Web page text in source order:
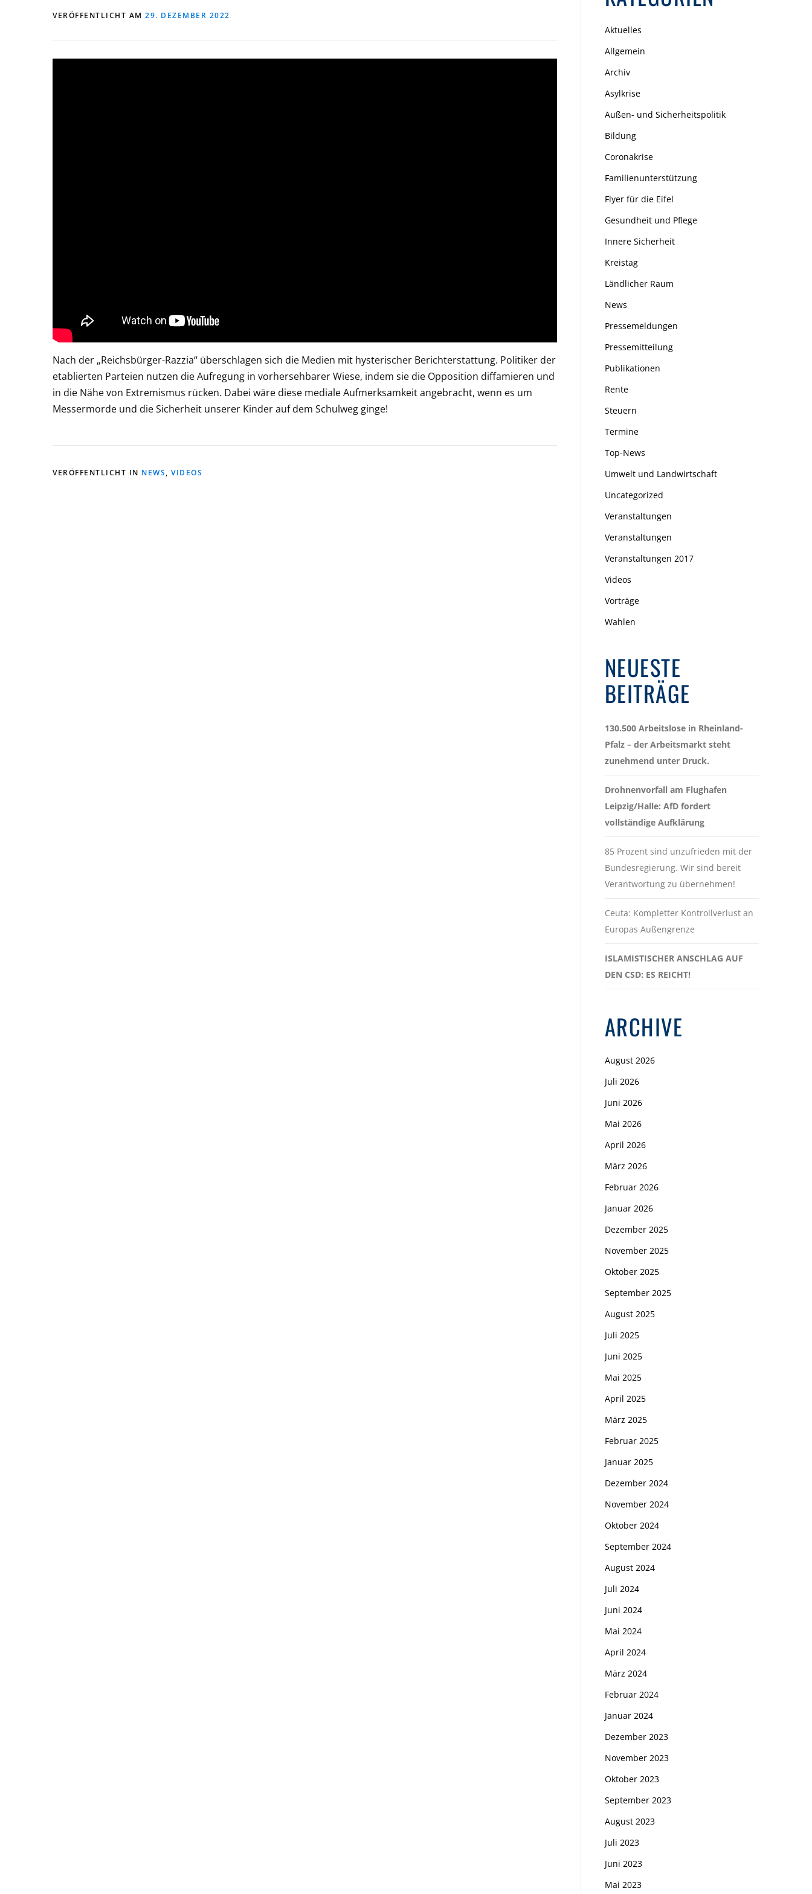
VERÖFFENTLICHT AM 29. DEZEMBER 2022
Nach der „Reichsbürger-Razzia“ überschlagen sich die Medien mit hysterischer Berichterstattung. Politiker der
etablierten Parteien nutzen die Aufregung in vorhersehbarer Wiese, indem sie die Opposition diffamieren und
in die Nähe von Extremismus rücken. Dabei wäre diese mediale Aufmerksamkeit angebracht, wenn es um
Messermorde und die Sicherheit unserer Kinder auf dem Schulweg ginge!
VERÖFFENTLICHT IN NEWS, VIDEOS
Aktuelles
Allgemein
Archiv
Asylkrise
Außen- und Sicherheitspolitik
Bildung
Coronakrise
Familienunterstützung
Flyer für die Eifel
Gesundheit und Pflege
Innere Sicherheit
Kreistag
Ländlicher Raum
News
Pressemeldungen
Pressemitteilung
Publikationen
Rente
Steuern
Termine
Top-News
Umwelt und Landwirtschaft
Uncategorized
Veranstaltungen
Veranstaltungen
Veranstaltungen 2017
Videos
Vorträge
Wahlen
NEUESTE
BEITRÄGE
130.500 Arbeitslose in Rheinland-
Pfalz – der Arbeitsmarkt steht
zunehmend unter Druck.
Drohnenvorfall am Flughafen
Leipzig/Halle: AfD fordert
vollständige Aufklärung
85 Prozent sind unzufrieden mit der
Bundesregierung. Wir sind bereit
Verantwortung zu übernehmen!
Ceuta: Kompletter Kontrollverlust an
Europas Außengrenze
ISLAMISTISCHER ANSCHLAG AUF
DEN CSD: ES REICHT!
ARCHIVE
August 2026
Juli 2026
Juni 2026
Mai 2026
April 2026
März 2026
Februar 2026
Januar 2026
Dezember 2025
November 2025
Oktober 2025
September 2025
August 2025
Juli 2025
Juni 2025
Mai 2025
April 2025
März 2025
Februar 2025
Januar 2025
Dezember 2024
November 2024
Oktober 2024
September 2024
August 2024
Juli 2024
Juni 2024
Mai 2024
April 2024
März 2024
Februar 2024
Januar 2024
Dezember 2023
November 2023
Oktober 2023
September 2023
August 2023
Juli 2023
Juni 2023
Mai 2023